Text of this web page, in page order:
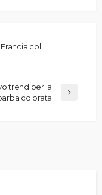
col
trend per la
colorata